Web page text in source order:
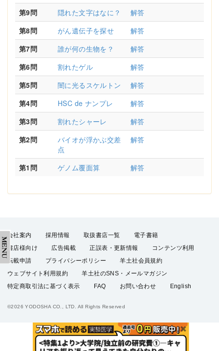
第9問
隠れた文字はなに？
解答
第8問
がん遺伝子を探せ
解答
第7問
誰が何の生物を？
解答
第6問
割れたゲル
解答
第5問
闇に光るスケルトン
解答
第4問
HSC de ナンプレ
解答
第3問
割れたシャーレ
解答
第2問
バイオが浮かぶ交差
点
解答
第1問 ゲノム覆面算 解答
会社案内 採用情報 取扱書店一覧
電子書籍
書店様向け
広告掲載 正誤表・更新情報
コンテンツ利用
転載申請
プライバシーポリシー
羊土社会員規約
ウェブサイト利用規約
羊土社のSNS・メールマガジン
特定商取引法に基づく表示
FAQ お問い合わせ English
©2026 YODOSHA CO., LTD. All Rights Reserved